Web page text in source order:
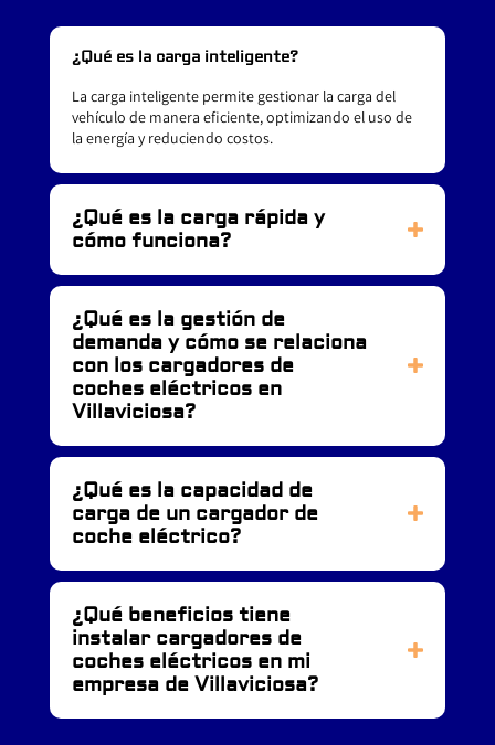
¿Qué es la carga inteligente?
La carga inteligente permite gestionar la carga del
vehículo de manera eficiente, optimizando el uso de
la energía y reduciendo costos.
¿Qué es la carga rápida y
cómo funciona?
¿Qué es la gestión de
demanda y cómo se relaciona
con los cargadores de
coches eléctricos en
Villaviciosa?
¿Qué es la capacidad de
carga de un cargador de
coche eléctrico?
¿Qué beneficios tiene
instalar cargadores de
coches eléctricos en mi
empresa de Villaviciosa?